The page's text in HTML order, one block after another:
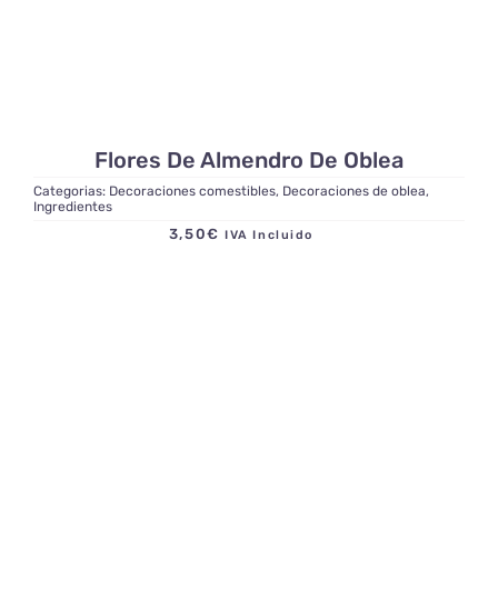
Flores De Almendro De Oblea
Categorias: Decoraciones comestibles, Decoraciones de oblea,
Ingredientes
3,50€ IVA Incluido